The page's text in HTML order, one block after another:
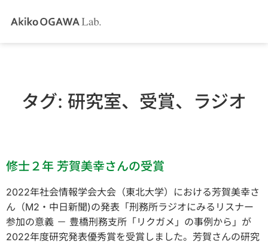
タグ: 研究室、受賞、ラジオ
修士２年 芳賀美幸さんの受賞
2022年社会情報学会大会（東北大学）における芳賀美幸さ
ん（M2・中日新聞)の発表「刑務所ラジオにみるリスナー
参加の意義 － 豊橋刑務支所「リクガメ」の事例から」が
2022年度研究発表優秀賞を受賞しました。芳賀さんの研究